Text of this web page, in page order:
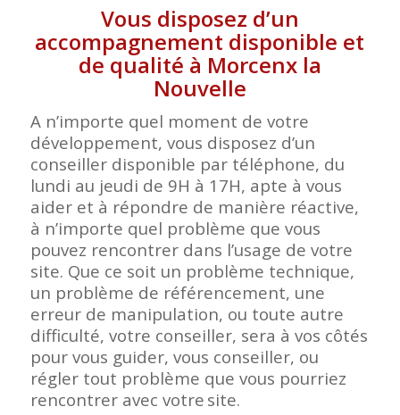
Vous disposez d’un
accompagnement disponible et
de qualité à Morcenx la
Nouvelle
A n’importe quel moment de votre
développement, vous disposez d’un
conseiller disponible par téléphone, du
lundi au jeudi de 9H à 17H, apte à vous
aider et à répondre de manière réactive,
à n’importe quel problème que vous
pouvez rencontrer dans l’usage de votre
site. Que ce soit un problème technique,
un problème de référencement, une
erreur de manipulation, ou toute autre
difficulté, votre conseiller, sera à vos côtés
pour vous guider, vous conseiller, ou
régler tout problème que vous pourriez
rencontrer avec votre site.